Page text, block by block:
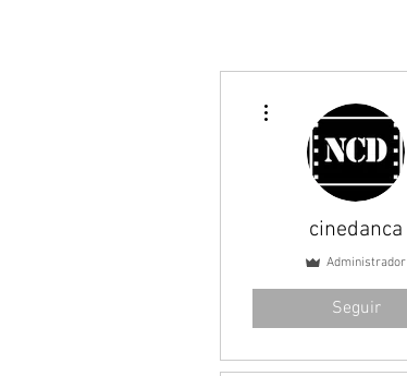
cinedanca
Administrador
Seguir